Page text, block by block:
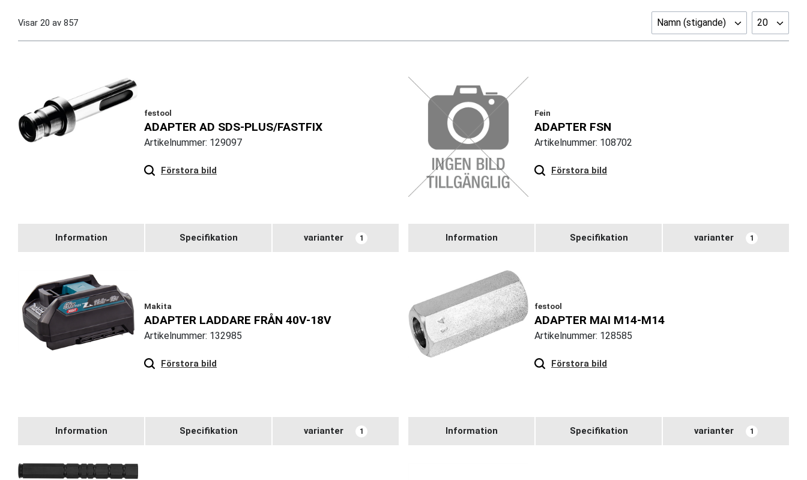
Visar 20 av 857 Namn (stigande) 20
festool
ADAPTER AD SDS-PLUS/FASTFIX
Artikelnummer: 129097
Förstora bild
Information Specifikation varianter 1
Fein
ADAPTER FSN
Artikelnummer: 108702
Förstora bild
Information Specifikation varianter 1
Makita
ADAPTER LADDARE FRÅN 40V-18V
Artikelnummer: 132985
Förstora bild
Information Specifikation varianter 1
festool
ADAPTER MAI M14-M14
Artikelnummer: 128585
Förstora bild
Information Specifikation varianter 1